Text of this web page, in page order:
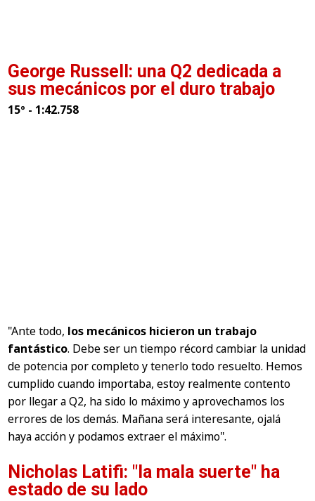
George Russell: una Q2 dedicada a
sus mecánicos por el duro trabajo
15º - 1:42.758
"Ante todo, los mecánicos hicieron un trabajo
fantástico. Debe ser un tiempo récord cambiar la unidad
de potencia por completo y tenerlo todo resuelto. Hemos
cumplido cuando importaba, estoy realmente contento
por llegar a Q2, ha sido lo máximo y aprovechamos los
errores de los demás. Mañana será interesante, ojalá
haya acción y podamos extraer el máximo".
Nicholas Latifi: "la mala suerte" ha
estado de su lado